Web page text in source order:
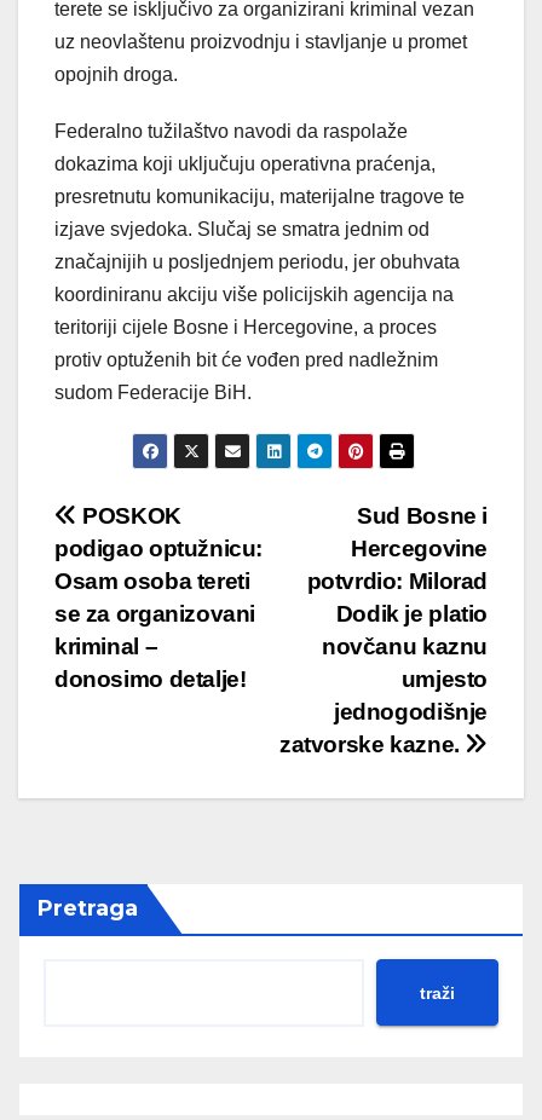
terete se isključivo za organizirani kriminal vezan
uz neovlaštenu proizvodnju i stavljanje u promet
opojnih droga.
Federalno tužilaštvo navodi da raspolaže
dokazima koji uključuju operativna praćenja,
presretnutu komunikaciju, materijalne tragove te
izjave svjedoka. Slučaj se smatra jednim od
značajnijih u posljednjem periodu, jer obuhvata
koordiniranu akciju više policijskih agencija na
teritoriji cijele Bosne i Hercegovine, a proces
protiv optuženih bit će vođen pred nadležnim
sudom Federacije BiH.
Post
navigation
Sud Bosne i
Hercegovine
potvrdio: Milorad
Dodik je platio
novčanu kaznu
umjesto
jednogodišnje
zatvorske kazne.
POSKOK
podigao optužnicu:
Osam osoba tereti
se za organizovani
kriminal –
donosimo detalje!
Pretraga
traži